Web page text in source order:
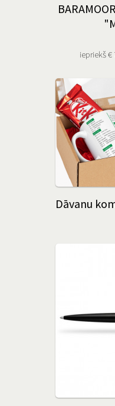
iepriekš €
Dāvanu